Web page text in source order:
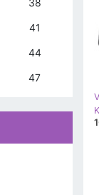
38
41
44
47